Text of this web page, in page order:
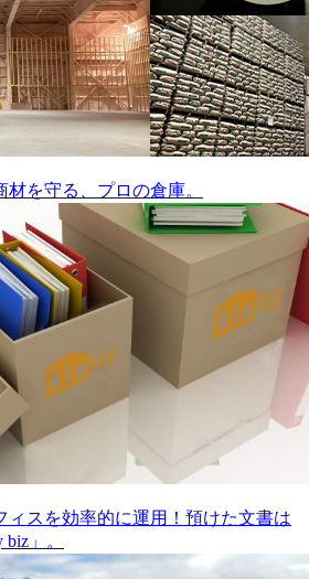
を守る、プロの倉庫。
ィスを効率的に運用！預けた文書は
」。